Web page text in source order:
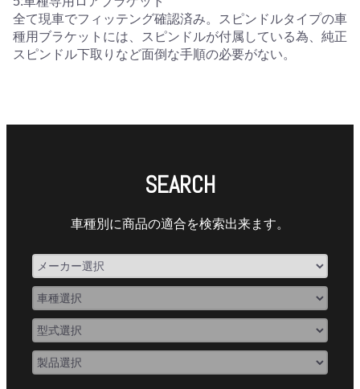
全て現車でフィッテング確認済み。スピンドルタイプの車
種用ブラケットには、スピンドルが付属している為、純正
スピンドル下取りなど面倒な手順の必要がない。
SEARCH
車種別に商品の適合を検索出来ます。